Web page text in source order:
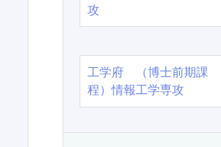
攻
工学府 （博士前期課
程）情報工学専攻